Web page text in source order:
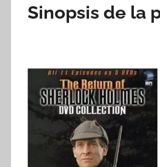
Sinopsis de la